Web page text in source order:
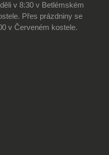
v 8:30 v Betlémském
Přes prázdniny se
v Červeném kostele.